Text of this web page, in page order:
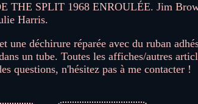
SPLIT 1968 ENROULÉE. Jim
Harris.
une déchirure réparée avec du ruban
un tube. Toutes les affiches/autres
questions, n'hésitez pas à me contacter !